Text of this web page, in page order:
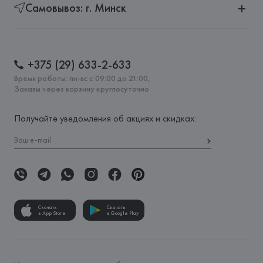
Самовывоз: г. Минск
+375 (29) 633-2-633
Время работы: пн-вс с 09:00 до 21:00,
Заказы через корзину круглосуточно
Получайте уведомления об акциях и скидках:
Скачать
в App Store
Скачать
в Google Play